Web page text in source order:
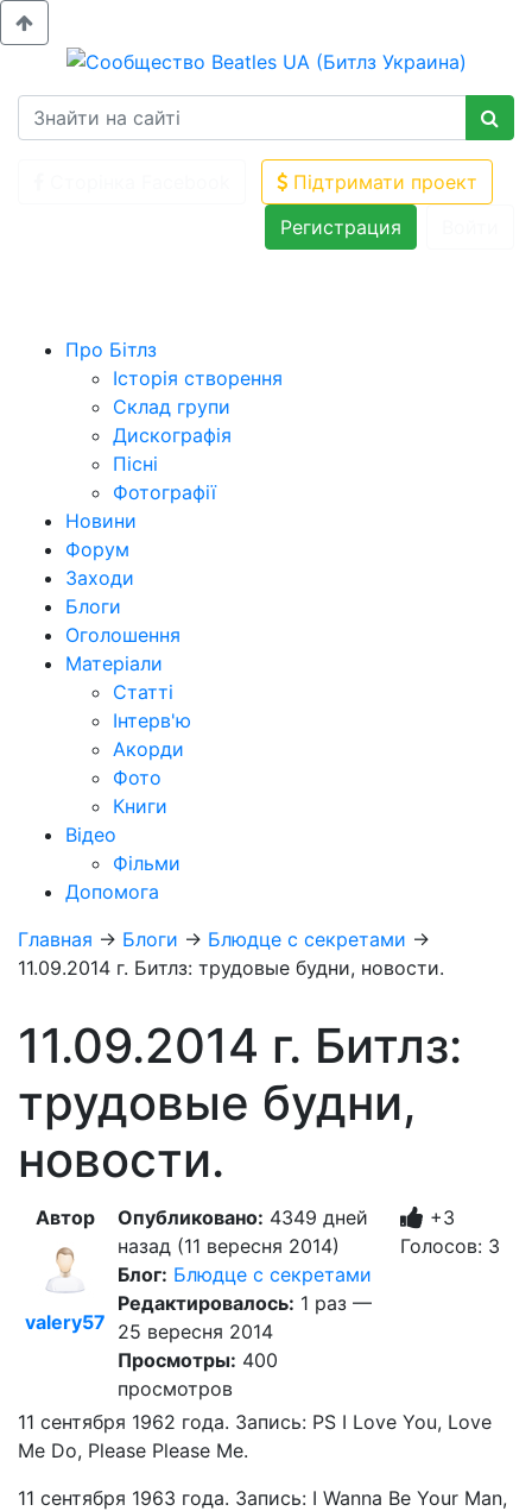
Підтримати проект
Регистрация
Про Бітлз
Історія створення
Склад групи
Дискографія
Пісні
Фотографії
Новини
Форум
Заходи
Блоги
Оголошення
Матеріали
Статті
Інтерв'ю
Акорди
Фото
Книги
Відео
Фільми
Допомога
Главная → Блоги → Блюдце с секретами →
11.09.2014 г. Битлз: трудовые будни, новости.
11.09.2014 г. Битлз:
трудовые будни,
новости.
Автор
valery57
Опубликовано: 4349 дней
назад (11 вересня 2014)
Блог: Блюдце с секретами
Редактировалось: 1 раз —
25 вересня 2014
Просмотры: 400
просмотров
+3
Голосов: 3
11 сентября 1962 года. Запись: PS I Love You, Love
Me Do, Please Please Me.
11 сентября 1963 года. Запись: I Wanna Be Your Man,